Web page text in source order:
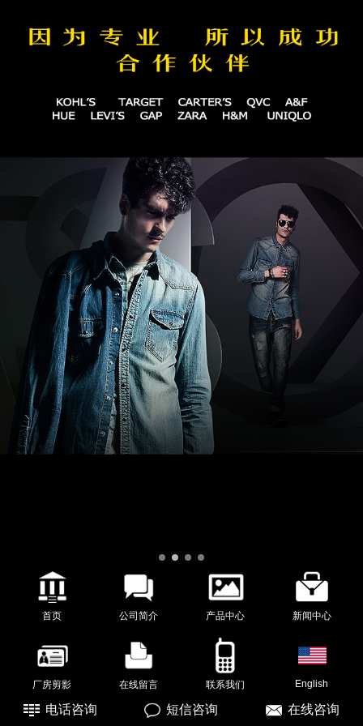
电话咨询 短信咨询 在线咨询
首页 公司简介 产品中心 新闻中心
厂房剪影 在线留言 联系我们 English